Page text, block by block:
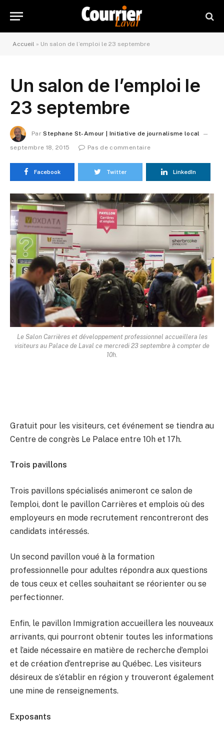
Accueil » Un salon de l’emploi le 23 septembre
Un salon de l’emploi le
23 septembre
Par Stephane St-Amour | Initiative de journalisme local
septembre 18, 2015
Pas de commentaire
Facebook Twitter LinkedIn
Le Salon Carrières et développement professionnel accueillera les
visiteurs au Palace de Laval ce mercredi 23 septembre à compter de
10h.
Gratuit pour les visiteurs, cet événement se tiendra au
Centre de congrès Le Palace entre 10h et 17h.
Trois pavillons
Trois pavillons spécialisés animeront ce salon de
l’emploi, dont le pavillon Carrières et emplois où des
employeurs en mode recrutement rencontreront des
candidats intéressés.
Un second pavillon voué à la formation
professionnelle pour adultes répondra aux questions
de tous ceux et celles souhaitant se réorienter ou se
perfectionner.
Enfin, le pavillon Immigration accueillera les nouveaux
arrivants, qui pourront obtenir toutes les informations
et l’aide nécessaire en matière de recherche d’emploi
et de création d’entreprise au Québec. Les visiteurs
désireux de s’établir en région y trouveront également
une mine de renseignements.
Exposants